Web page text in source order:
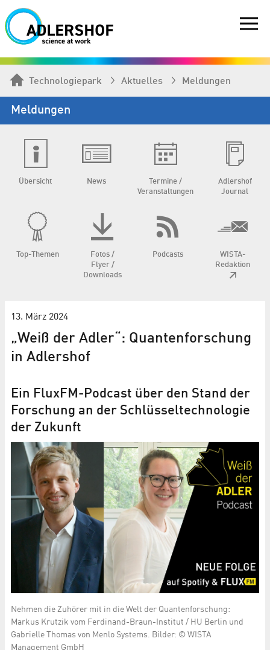
Technologiepark Aktuelles Meldungen
Meldungen
Übersicht News
Termine /
Veranstaltungen
Adlershof
Journal
Top-Themen
Fotos /
Flyer /
Downloads
Podcasts
WISTA-
Redaktion
13. März 2024
„Weiß der Adler“: Quantenforschung
in Adlershof
Ein FluxFM-Podcast über den Stand der
Forschung an der Schlüsseltechnologie
der Zukunft
Nehmen die Zuhörer mit in die Welt der Quantenforschung:
Markus Krutzik vom Ferdinand-Braun-Institut / HU Berlin und
Gabrielle Thomas von Menlo Systems. Bilder: © WISTA
Management GmbH